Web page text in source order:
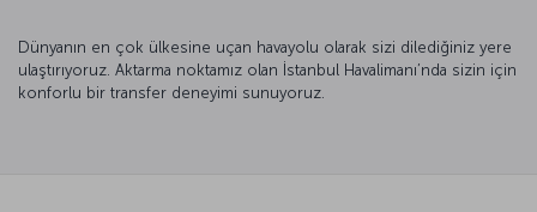
Dünyanın en çok ülkesine uçan havayolu olarak sizi dilediğiniz yere
ulaştırıyoruz. Aktarma noktamız olan İstanbul Havalimanı’nda sizin için
konforlu bir transfer deneyimi sunuyoruz.